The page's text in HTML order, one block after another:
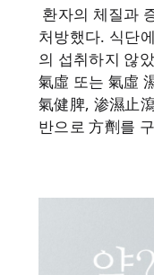
환자의 체질과
처방했다. 식단
의 섭취하지 않
氣虛 또는 氣虛
氣健脾, 渗濕止
반으로 方劑를